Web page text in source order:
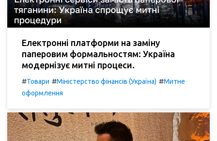
Електронні платформи на заміну
паперовим формальностям: Україна
модернізує митні процеси.
#Товари #Міністерство фінансів (Україна) #Митне
оформлення